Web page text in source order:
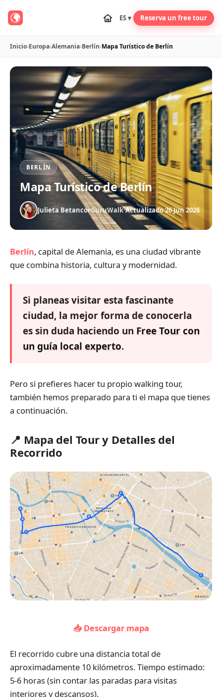
ES ▾ Reserva un free tour
Inicio›Europa›Alemania›Berlín›Mapa Turístico de Berlín
BERLÍN
Mapa Turístico de Berlín
Julieta BetancorGuruWalk·Actualizado 26 Jun 2026
Berlín, capital de Alemania, es una ciudad vibrante
que combina historia, cultura y modernidad.
Si planeas visitar esta fascinante
ciudad, la mejor forma de conocerla
es sin duda haciendo un Free Tour con
un guía local experto.
Pero si prefieres hacer tu propio walking tour,
también hemos preparado para ti el mapa que tienes
a continuación.
📍 Mapa del Tour y Detalles del
Recorrido
📥 Descargar mapa
El recorrido cubre una distancia total de
aproximadamente 10 kilómetros. Tiempo estimado:
5-6 horas (sin contar las paradas para visitas
interiores y descansos).